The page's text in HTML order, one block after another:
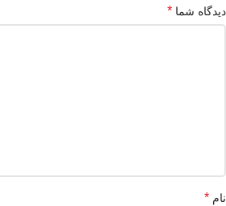
دیدگاه شما *
نام *